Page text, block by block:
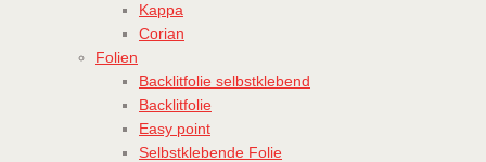
Kappa
Corian
Folien
Backlitfolie selbstklebend
Backlitfolie
Easy point
Selbstklebende Folie